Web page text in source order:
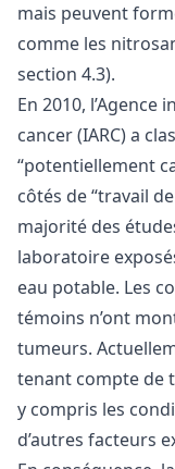
mais peuvent
comme les
section 4.3).
En 2010,
cancer (IARC) a
“potentiellement
côtés de “travail
majorité des
laboratoire
eau potable. Les
témoins n’ont
tumeurs.
tenant compte de
y compris les
d’autres facteurs